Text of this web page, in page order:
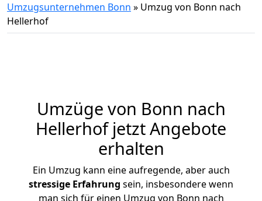
Umzugsunternehmen Bonn » Umzug von Bonn nach
Hellerhof
Umzüge von Bonn nach
Hellerhof jetzt Angebote
erhalten
Ein Umzug kann eine aufregende, aber auch
stressige Erfahrung sein, insbesondere wenn
man sich für einen Umzug von Bonn nach